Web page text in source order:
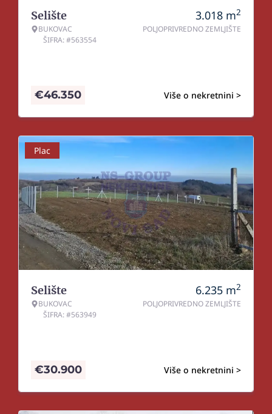
Selište
BUKOVAC
ŠIFRA: #563554
3.018 m2
POLJOPRIVREDNO ZEMLJIŠTE
Više o nekretnini >
€46.350
Plac
Selište
BUKOVAC
ŠIFRA: #563949
6.235 m2
POLJOPRIVREDNO ZEMLJIŠTE
Više o nekretnini >
€30.900